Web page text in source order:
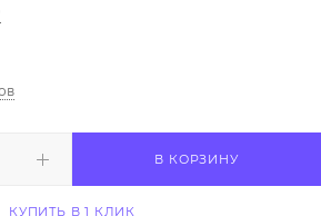
В КОРЗИНУ
КУПИТЬ В 1 КЛИК